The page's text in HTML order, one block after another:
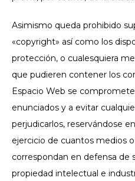
Asimismo queda prohibido
«copyright» así como los
protección, o cualesquiera
que pudieren contener los
Espacio Web se
enunciados y a evitar
perjudicarlos, reservándose
ejercicio de cuantos medios
correspondan en defensa de
propiedad intelectual e